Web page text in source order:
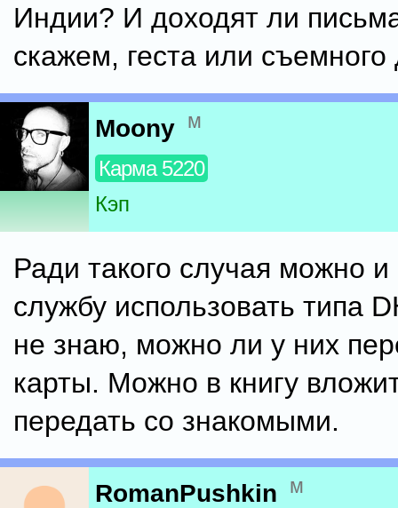
Индии? И доходят ли
скажем, геста или
Moony м
Карма 5220
Кэп
Ради такого случая можно и
службу использовать типа
не знаю, можно ли у них
карты. Можно в книгу
передать со знакомыми.
RomanPushkin м